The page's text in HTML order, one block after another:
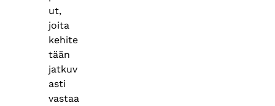
ut,
joita
kehite
tään
jatkuv
asti
vastaa